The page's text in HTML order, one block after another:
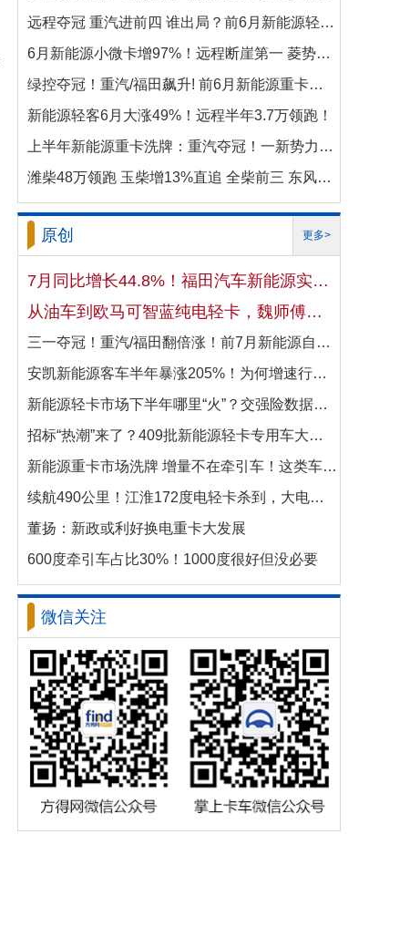
远程夺冠 重汽进前四 谁出局？前6月新能源轻卡电机十强洗牌！
6月新能源小微卡增97%！远程断崖第一 菱势暴涨337%进前三 比亚迪杀进前七
绿控夺冠！重汽/福田飙升! 前6月新能源重卡电机十强变阵！
新能源轻客6月大涨49%！远程半年3.7万领跑！
上半年新能源重卡洗牌：重汽夺冠！一新势力千倍暴涨！
潍柴48万领跑 玉柴增13%直追 全柴前三 东风康明斯进前六 上半年柴油机增10.7
原创 更多>
7月同比增长44.8%！福田汽车新能源实现国内出口双向开花
从油车到欧马可智蓝纯电轻卡，魏师傅的医药配送日子越过越省心
三一夺冠！重汽/福田翻倍涨！前7月新能源自卸车大增106%！
安凯新能源客车半年暴涨205%！为何增速行业第一？
新能源轻卡市场下半年哪里“火”？交强险数据揭秘机会
招标“热潮”来了？409批新能源轻卡专用车大批量上新！
新能源重卡市场洗牌 增量不在牵引车！这类车增速破100%
续航490公里！江淮172度电轻卡杀到，大电量时代来了？
董扬：新政或利好换电重卡大发展
600度牵引车占比30%！1000度很好但没必要
微信关注